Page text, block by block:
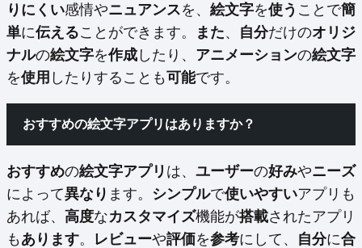
りにくい感情やニュアンスを、 絵文字を使う ことで簡
単に伝えることができます。 また、 自分だけのオリジ
ナルの絵文字を作成 したり、 アニメーションの絵文字
を使用 したりすることも可能です。
おすすめの絵文字アプリはありますか？
おすすめの絵文字アプリ は、 ユーザーの好みやニーズ
によって異なり ます。 シンプルで使いやすいアプリも
あれば、 高度なカスタマイズ機能が搭載されたアプリ
も あります。 レビューや評価を参考にして、 自分に合